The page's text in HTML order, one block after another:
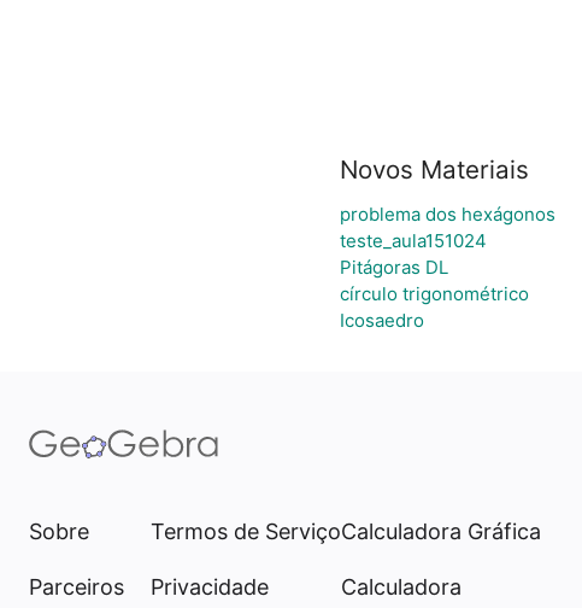
Novos Materiais
problema dos hexágonos
teste_aula151024
Pitágoras DL
círculo trigonométrico
Icosaedro
Sobre
Parceiros
Termos de Serviço
Privacidade
Calculadora Gráfica
Calculadora